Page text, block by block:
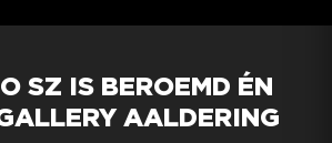
SZ IS BEROEMD ÉN
AALDERING